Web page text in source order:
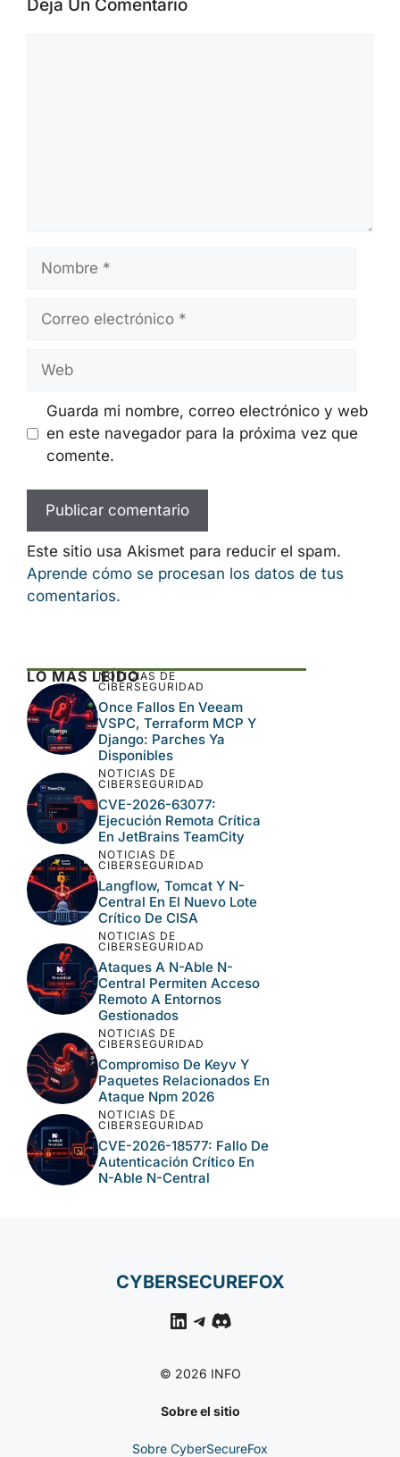
Deja Un Comentario
electrónico
Guarda mi nombre, correo electrónico y web
en este navegador para la próxima vez que
comente.
Este sitio usa Akismet para reducir el spam.
Aprende cómo se procesan los datos de tus
comentarios.
LO MÁS LEÍDO
NOTICIAS DE
CIBERSEGURIDAD
Once Fallos En Veeam
VSPC, Terraform MCP Y
Django: Parches Ya
Disponibles
NOTICIAS DE
CIBERSEGURIDAD
CVE-2026-63077:
Ejecución Remota Crítica
En JetBrains TeamCity
NOTICIAS DE
CIBERSEGURIDAD
Langflow, Tomcat Y N-
Central En El Nuevo Lote
Crítico De CISA
NOTICIAS DE
CIBERSEGURIDAD
Ataques A N-Able N-
Central Permiten Acceso
Remoto A Entornos
Gestionados
NOTICIAS DE
CIBERSEGURIDAD
Compromiso De Keyv Y
Paquetes Relacionados En
Ataque Npm 2026
NOTICIAS DE
CIBERSEGURIDAD
CVE-2026-18577: Fallo De
Autenticación Crítico En
N-Able N-Central
CYBERSECUREFOX
LinkedIn
Telegram
Discord
© 2026 INFO
Sobre el sitio
Sobre CyberSecureFox